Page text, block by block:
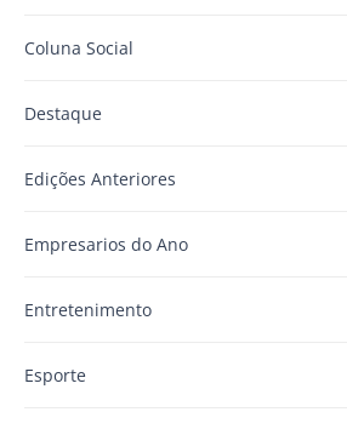
Coluna Social
Destaque
Edições Anteriores
Empresarios do Ano
Entretenimento
Esporte